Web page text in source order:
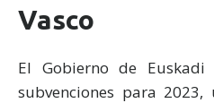
Vasco
El Gobierno de
subvenciones para